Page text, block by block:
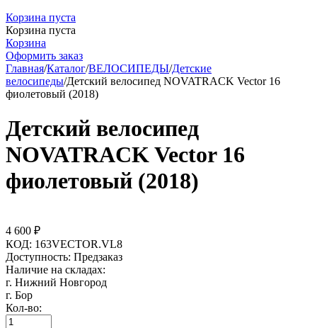
Корзина пуста
Корзина пуста
Корзина
Оформить заказ
Главная/Каталог/ВЕЛОСИПЕДЫ/Детские
велосипеды/Детский велосипед NOVATRACK Vector 16
фиолетовый (2018)
Детский велосипед
NOVATRACK Vector 16
фиолетовый (2018)
4 600 ₽
КОД: 163VECTOR.VL8
Доступность: Предзаказ
Наличие на складах:
г. Нижний Новгород
г. Бор
Кол-во: